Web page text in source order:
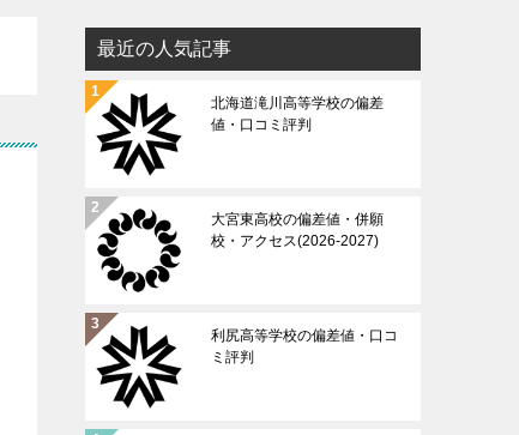
最近の人気記事
北海道滝川高等学校の偏差
値・口コミ評判
大宮東高校の偏差値・併願
校・アクセス(2026-2027)
利尻高等学校の偏差値・口コ
ミ評判